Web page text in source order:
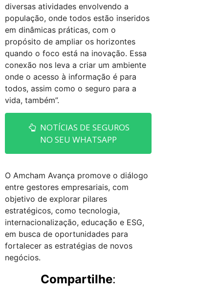
diversas atividades envolvendo a
população, onde todos estão inseridos
em dinâmicas práticas, com o
propósito de ampliar os horizontes
quando o foco está na inovação. Essa
conexão nos leva a criar um ambiente
onde o acesso à informação é para
todos, assim como o seguro para a
vida, também”.
NOTÍCIAS DE SEGUROS
NO SEU WHATSAPP
O Amcham Avança promove o diálogo
entre gestores empresariais, com
objetivo de explorar pilares
estratégicos, como tecnologia,
internacionalização, educação e ESG,
em busca de oportunidades para
fortalecer as estratégias de novos
negócios.
Compartilhe: